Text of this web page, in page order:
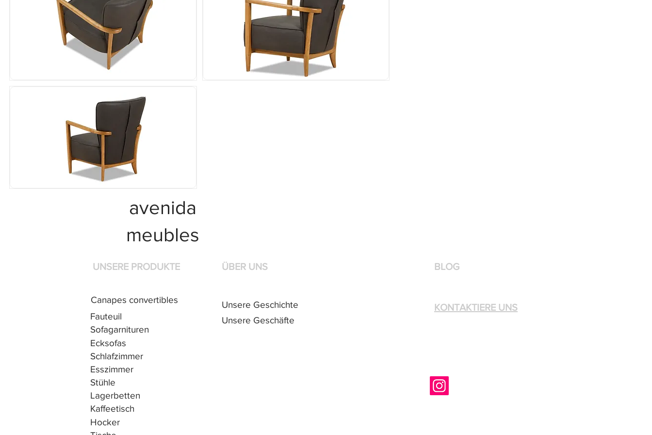
avenida
meubles
UNSERE PRODUKTE
Canapes convertibles
Fauteuil
Sofagarnituren
ÜBER UNS
Unsere Geschichte
Unsere Geschäfte
Ecksofas
Schlafzimmer
BLOG
KONTAKTIERE UNS
Esszimmer
Stühle
Lagerbetten
Kaffeetisch
Hocker